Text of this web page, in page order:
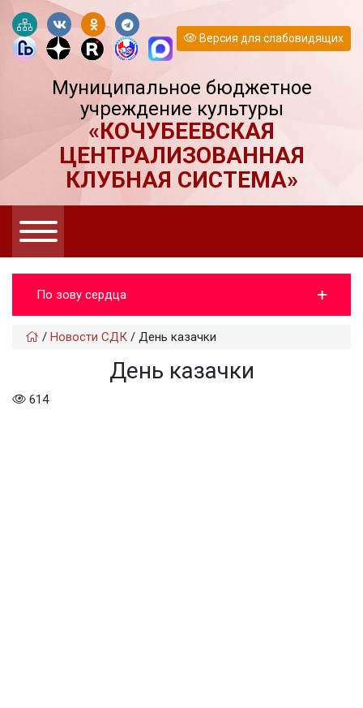
Версия для слабовидящих
Муниципальное бюджетное
учреждение культуры
«КОЧУБЕЕВСКАЯ
ЦЕНТРАЛИЗОВАННАЯ
КЛУБНАЯ СИСТЕМА»
По зову сердца
/ Новости СДК / День казачки
День казачки
614